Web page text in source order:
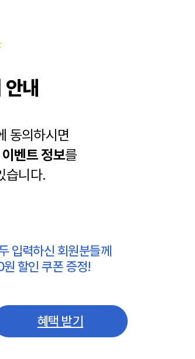
내
동의하시면
이벤트 정보를
습니다.
입력하신 회원분들께
할인 쿠폰 증정!
혜택 받기